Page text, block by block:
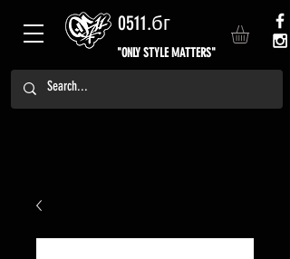
0511.бг
"ONLY STYLE MATTERS"